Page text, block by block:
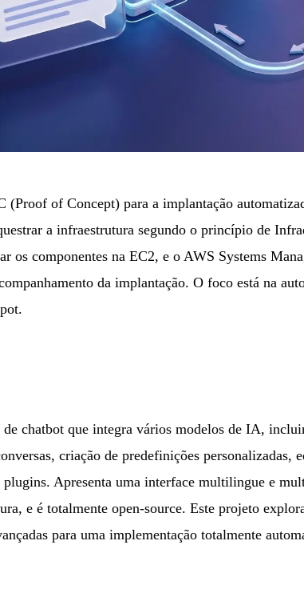
(Proof of Concept) para a implantação
a infraestrutura segundo o princípio de
os componentes na EC2, e o AWS Systems
da implantação. O foco está na
de chatbot que integra vários modelos de IA,
criação de predefinições personalizadas,
plugins. Apresenta uma interface multilingue e
e é totalmente open-source. Este projeto
para uma implementação totalmente